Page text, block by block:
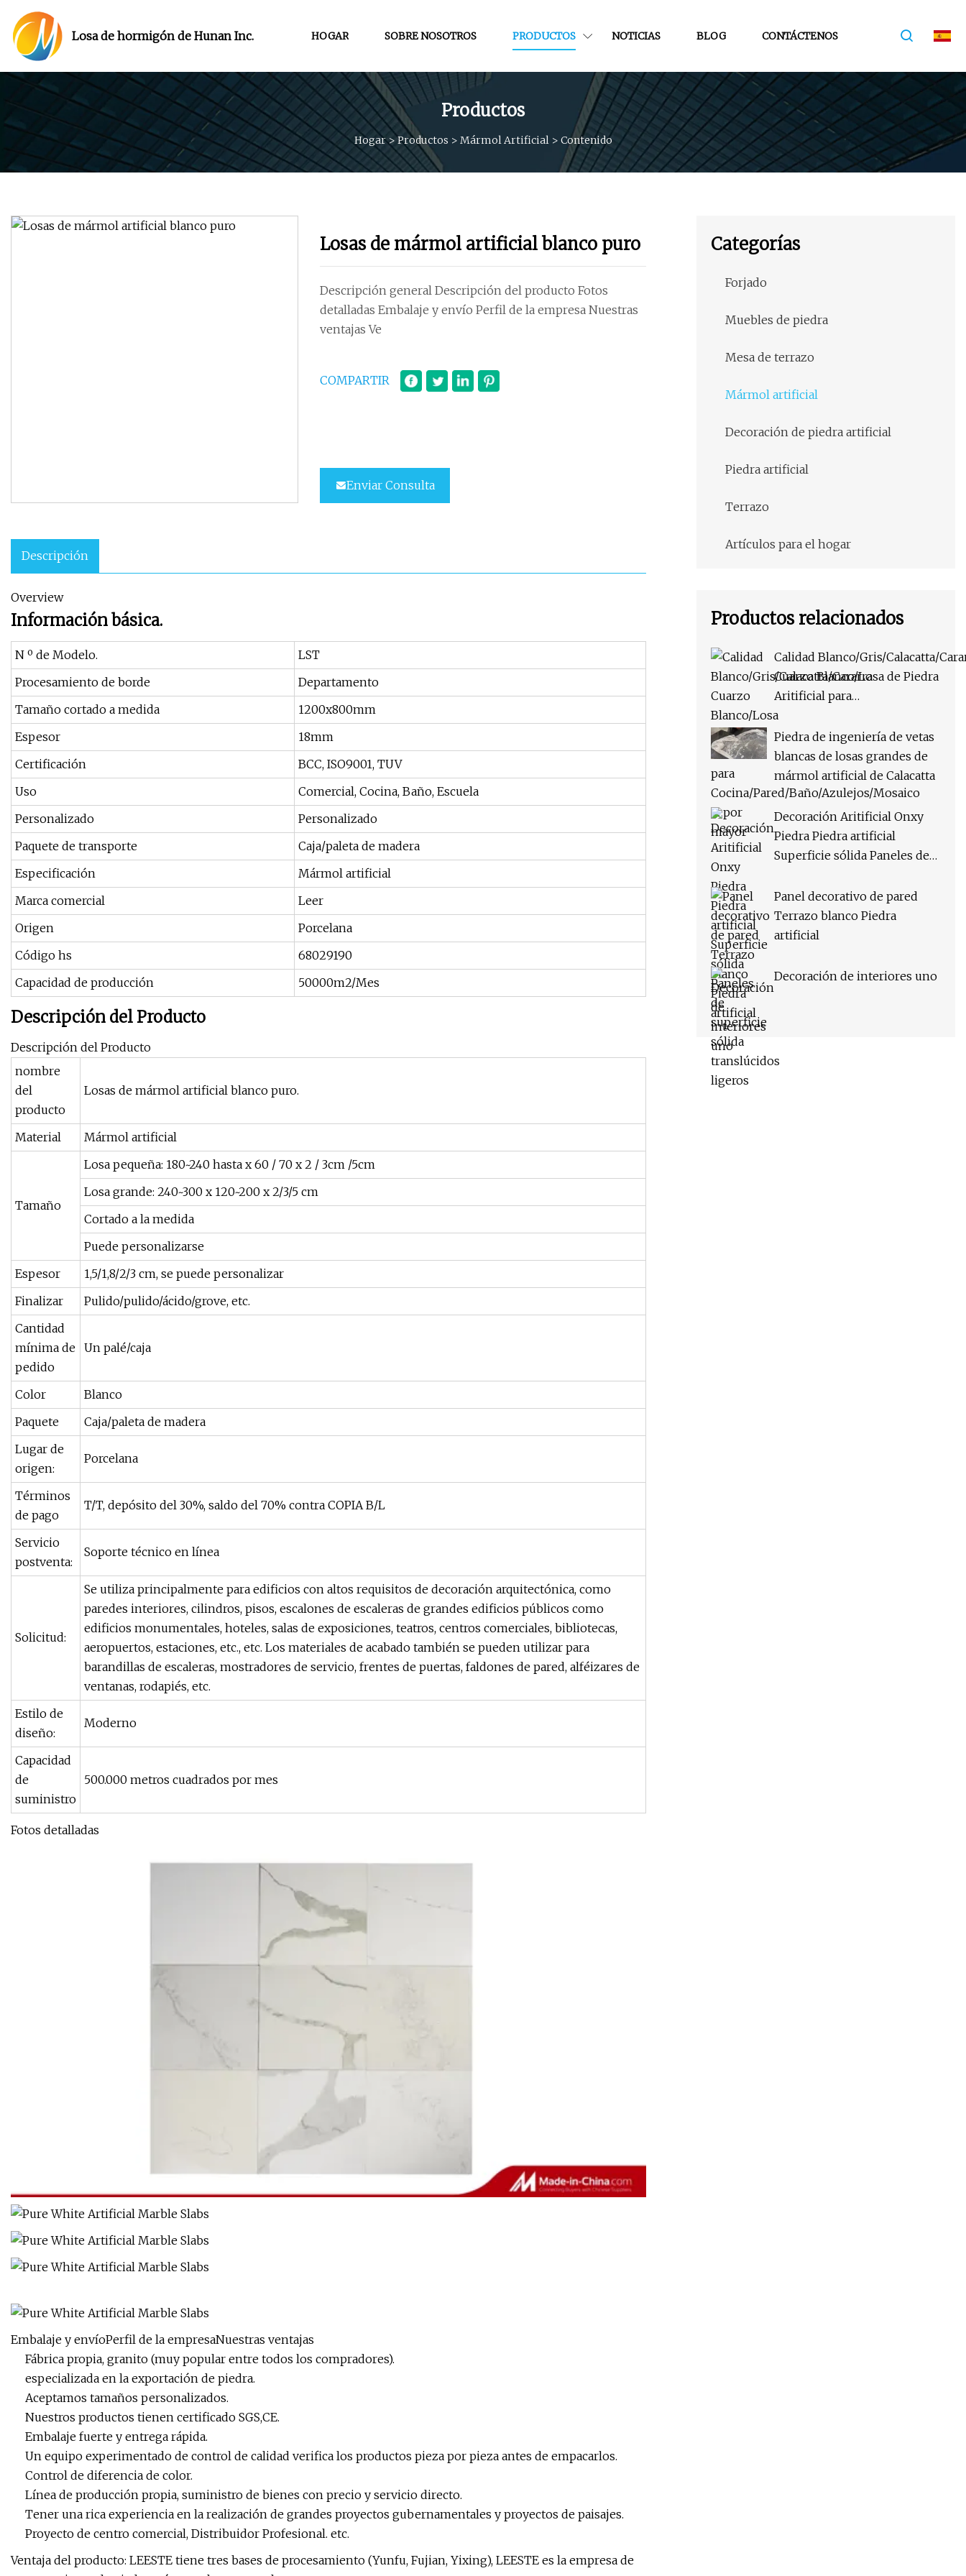
Losa de hormigón de Hunan Inc. HOGAR SOBRE NOSOTROS PRODUCTOS NOTICIAS BLOG CONTÁCTENOS
Productos
Hogar>Productos > Mármol Artificial > Contenido
Losas de mármol artificial blanco puro
Descripción general Descripción del producto Fotos
detalladas Embalaje y envío Perfil de la empresa Nuestras
ventajas Ve
COMPARTIR
Enviar Consulta
Descripción
Overview
Información básica.
N º de Modelo.
LST
Procesamiento de borde
Departamento
Tamaño cortado a medida
1200x800mm
Espesor
18mm
Certificación
BCC, ISO9001, TUV
Uso
Comercial, Cocina, Baño, Escuela
Personalizado
Personalizado
Paquete de transporte
Caja/paleta de madera
Especificación
Mármol artificial
Marca comercial
Leer
Origen
Porcelana
Código hs
68029190
Capacidad de producción
50000m2/Mes
Descripción del Producto
Descripción del Producto
nombre
del
producto
Losas de mármol artificial blanco puro.
Material Mármol artificial
Tamaño
Losa pequeña: 180~240 hasta x 60 / 70 x 2 / 3cm /5cm
Losa grande: 240~300 x 120~200 x 2/3/5 cm
Cortado a la medida
Puede personalizarse
Espesor
1,5/1,8/2/3 cm, se puede personalizar
Finalizar
Pulido/pulido/ácido/grove, etc.
Cantidad
mínima de
pedido
Un palé/caja
Color
Blanco
Paquete
Caja/paleta de madera
Lugar de
origen:
Porcelana
Términos
de pago
T/T, depósito del 30%, saldo del 70% contra COPIA B/L
Servicio
postventa:
Soporte técnico en línea
Solicitud:
Se utiliza principalmente para edificios con altos requisitos de decoración arquitectónica, como
paredes interiores, cilindros, pisos, escalones de escaleras de grandes edificios públicos como
edificios monumentales, hoteles, salas de exposiciones, teatros, centros comerciales, bibliotecas,
aeropuertos, estaciones, etc., etc. Los materiales de acabado también se pueden utilizar para
barandillas de escaleras, mostradores de servicio, frentes de puertas, faldones de pared, alféizares de
ventanas, rodapiés, etc.
Estilo de
diseño:
Moderno
Capacidad
de
suministro
500.000 metros cuadrados por mes
Fotos detalladas
Embalaje y envíoPerfil de la empresaNuestras ventajas
Fábrica propia, granito (muy popular entre todos los compradores).
especializada en la exportación de piedra.
Aceptamos tamaños personalizados.
Nuestros productos tienen certificado SGS,CE.
Embalaje fuerte y entrega rápida.
Un equipo experimentado de control de calidad verifica los productos pieza por pieza antes de empacarlos.
Control de diferencia de color.
Línea de producción propia, suministro de bienes con precio y servicio directo.
Tener una rica experiencia en la realización de grandes proyectos gubernamentales y proyectos de paisajes.
Proyecto de centro comercial, Distribuidor Profesional. etc.
Ventaja del producto: LEESTE tiene tres bases de procesamiento (Yunfu, Fujian, Yixing), LEESTE es la empresa de
Categorías
Forjado
Muebles de piedra
Mesa de terrazo
Mármol artificial
Decoración de piedra artificial
Piedra artificial
Terrazo
Artículos para el hogar
Productos relacionados
Calidad Blanco/Gris/Calacatta/
Cuarzo Blanco/Losa de Piedra
Aritificial para
Cocina/Pared/Baño/Azulejos/
al por mayor
Piedra de ingeniería de vetas
blancas de losas grandes de
mármol artificial de Calacatta
Decoración Aritificial Onxy
Piedra Piedra artificial
Superficie sólida Paneles de
ligeros
Panel decorativo de pared
Terrazo blanco Piedra
artificial
Decoración de interiores uno